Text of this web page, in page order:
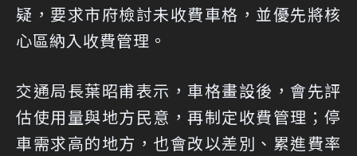
疑，要求市府檢討未收費車格，並優先將核
心區納入收費管理。
交通局長葉昭甫表示，車格畫設後，會先評
估使用量與地方民意，再制定收費管理；停
車需求高的地方，也會改以差別、累進費率